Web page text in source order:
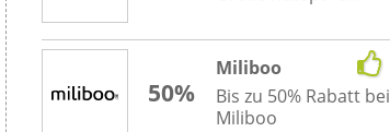
50%
Miliboo
Bis zu 50% Rabatt bei
Miliboo